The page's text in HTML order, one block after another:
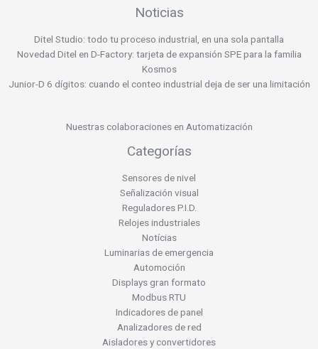
Noticias
Ditel Studio: todo tu proceso industrial, en una sola pantalla
Novedad Ditel en D-Factory: tarjeta de expansión SPE para la familia
Kosmos
Junior-D 6 dígitos: cuando el conteo industrial deja de ser una limitación
Nuestras colaboraciones en Automatización
Categorías
Sensores de nivel
Señalización visual
Reguladores P.I.D.
Relojes industriales
Notícias
Luminarias de emergencia
Automoción
Displays gran formato
Modbus RTU
Indicadores de panel
Analizadores de red
Aisladores y convertidores